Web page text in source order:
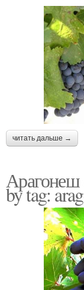
читать дальше →
Арагонеш
by tag: